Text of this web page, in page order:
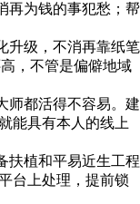
再为钱的事犯愁；帮
升级，不消再靠纸笔
，不管是偏僻地域
师都活得不容易。建
能具有本人的线上
扶植和平易近生工程
台上处理，提前锁